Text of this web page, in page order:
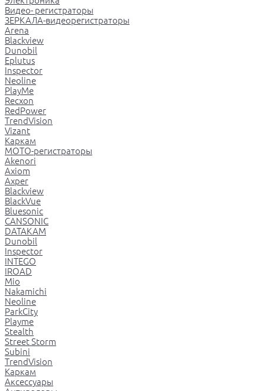
Видео- регистраторы
ЗЕРКАЛА-видеорегистраторы
Arena
Blackview
Dunobil
Eplutus
Inspector
Neoline
PlayMe
Recxon
RedPower
TrendVision
Vizant
Каркам
МОТО-регистраторы
Akenori
Axiom
Axper
Blackview
BlackVue
Bluesonic
CANSONIC
DATAKAM
Dunobil
Inspector
INTEGO
IROAD
Mio
Nakamichi
Neoline
ParkCity
Playme
Stealth
Street Storm
Subini
TrendVision
Каркам
Аксессуары